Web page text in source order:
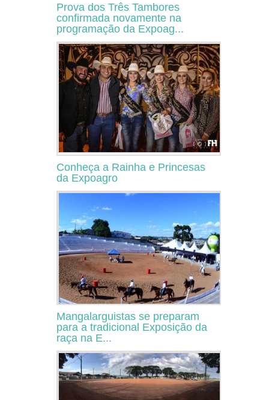
Prova dos Três Tambores
confirmada novamente na
programação da Expoag...
Conheça a Rainha e Princesas
da Expoagro
Mangalarguistas se preparam
para a tradicional Exposição da
raça na E...